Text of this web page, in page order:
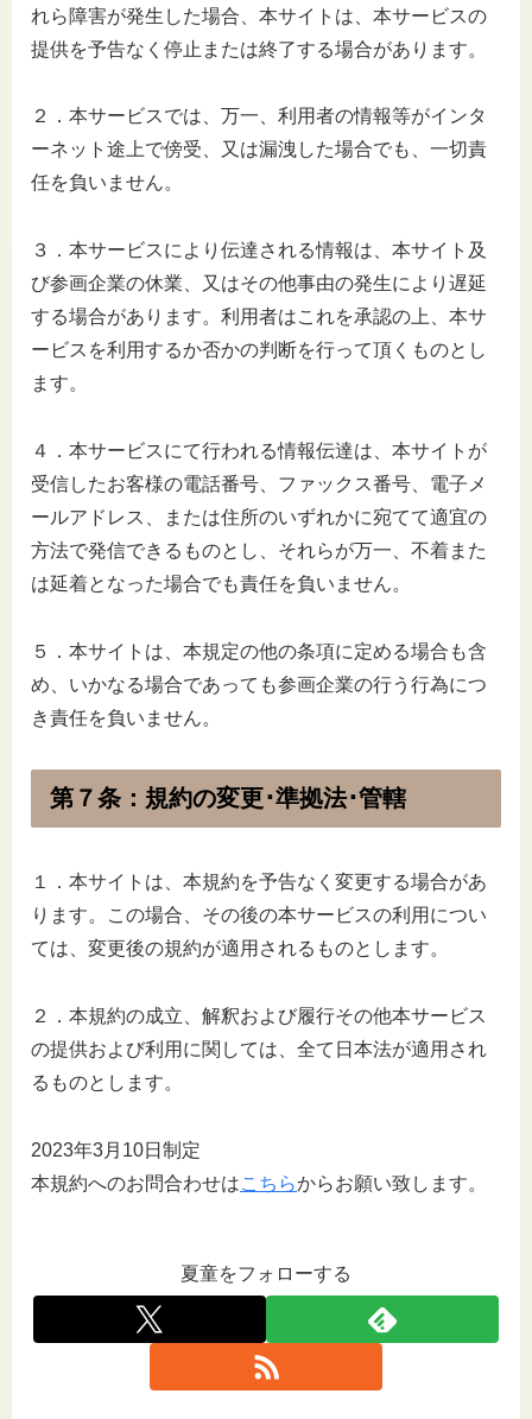
れら障害が発生した場合、本サイトは、本サービスの
提供を予告なく停止または終了する場合があります。
２．本サービスでは、万一、利用者の情報等がインタ
ーネット途上で傍受、又は漏洩した場合でも、一切責
任を負いません。
３．本サービスにより伝達される情報は、本サイト及
び参画企業の休業、又はその他事由の発生により遅延
する場合があります。利用者はこれを承認の上、本サ
ービスを利用するか否かの判断を行って頂くものとし
ます。
４．本サービスにて行われる情報伝達は、本サイトが
受信したお客様の電話番号、ファックス番号、電子メ
ールアドレス、または住所のいずれかに宛てて適宜の
方法で発信できるものとし、それらが万一、不着また
は延着となった場合でも責任を負いません。
５．本サイトは、本規定の他の条項に定める場合も含
め、いかなる場合であっても参画企業の行う行為につ
き責任を負いません。
第７条：規約の変更･準拠法･管轄
１．本サイトは、本規約を予告なく変更する場合があ
ります。この場合、その後の本サービスの利用につい
ては、変更後の規約が適用されるものとします。
２．本規約の成立、解釈および履行その他本サービス
の提供および利用に関しては、全て日本法が適用され
るものとします。
2023年3月10日制定
本規約へのお問合わせはこちらからお願い致します。
夏童をフォローする